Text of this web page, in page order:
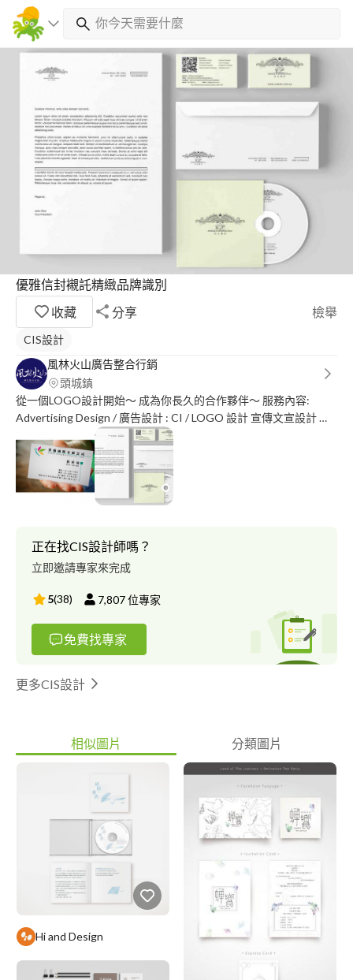
優雅信封襯託精緻品牌識別
收藏
分享 檢舉
CIS設計
風林火山廣告整合行銷
頭城鎮
從一個LOGO設計開始～ 成為你長久的合作夥伴～ 服務內容:
Advertising Design / 廣告設計 : CI / LOGO 設計 宣傳文宣設計 宣
傳海報設計 商品陳列物設計 商品攝影 影像編修合成 大圖輸出 H5
設計 簡報版型編排設計 Web Build / 網站建置: RWD自適應網站建
置 Wordpress 網站建置 Joomal 網站建置 電商購物網站建置\ 微信
小程序開發 行動APP開發 Social Marketing / 社群行銷: 臉書粉絲團
建置 臉書粉絲團代管 臉書廣告 官方IG建置 官方IG代管 IG廣告
建置 微博代管 Package Design / 包裝設計 外紙盒包裝設計 外瓶設
計 商品外袋設計 外瓶貼紙設計 禮盒包裝設計
正在找CIS設計師嗎？
立即邀請專家來完成
5(38) 7,807位專家
免費找專家
更多CIS設計
相似圖片 分類圖片
Hi and Design